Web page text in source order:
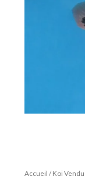
Accueil /Koi Vendu